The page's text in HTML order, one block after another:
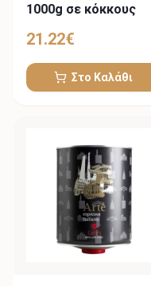
1000g σε κόκκους
21.22€
Στο Καλάθι